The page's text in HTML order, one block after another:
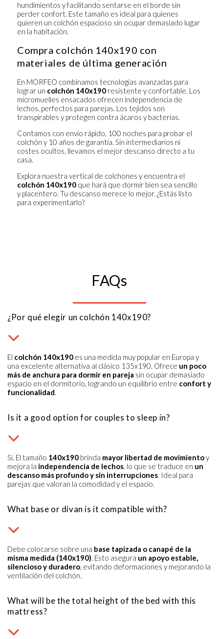
hundimientos y facilitando sentarse en el borde sin
perder confort. Este tamaño es ideal para quienes
quieren un colchón espacioso sin ocupar demasiado lugar
en la habitación.
Compra colchón 140x190 con
materiales de última generación
En MORFEO combinamos tecnologías avanzadas para
lograr un colchón 140x190 resistente y confortable. Los
micromuelles ensacados ofrecen independencia de
lechos, perfectos para parejas. Los tejidos son
transpirables y protegen contra ácaros y bacterias.
Contamos con envío rápido, 100 noches para probar el
colchón y 10 años de garantía. Sin intermediarios ni
costes ocultos, llevamos el mejor descanso directo a tu
casa.
Explora nuestra vertical de colchones y encuentra el
colchón 140x190 que hará que dormir bien sea sencillo
y placentero. Tu descanso merece lo mejor. ¿Estás listo
para experimentarlo?
FAQs
¿Por qué elegir un colchón 140x190?
El colchón 140x190 es una medida muy popular en Europa y
una excelente alternativa al clásico 135x190. Ofrece un poco
más de anchura para dormir en pareja sin ocupar demasiado
espacio en el dormitorio, logrando un equilibrio entre confort y
funcionalidad.
Is it a good option for couples to sleep in?
Sí. El tamaño 140x190 brinda mayor libertad de movimientoy
mejora la independencia de lechos, lo que se traduce en un
descanso más profundo y sin interrupciones. Ideal para
parejas que valoran la comodidad y el espacio.
What base or divan is it compatible with?
Debe colocarse sobre una base tapizada o canapé de la
misma medida (140x190). Esto asegura un apoyo estable,
silencioso y duradero, evitando deformaciones y mejorando la
ventilación del colchón.
What will be the total height of the bed with this
mattress?